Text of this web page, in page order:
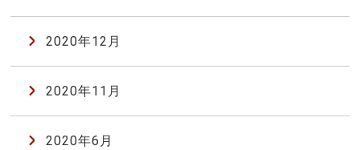
2020年12月
2020年11月
2020年6月